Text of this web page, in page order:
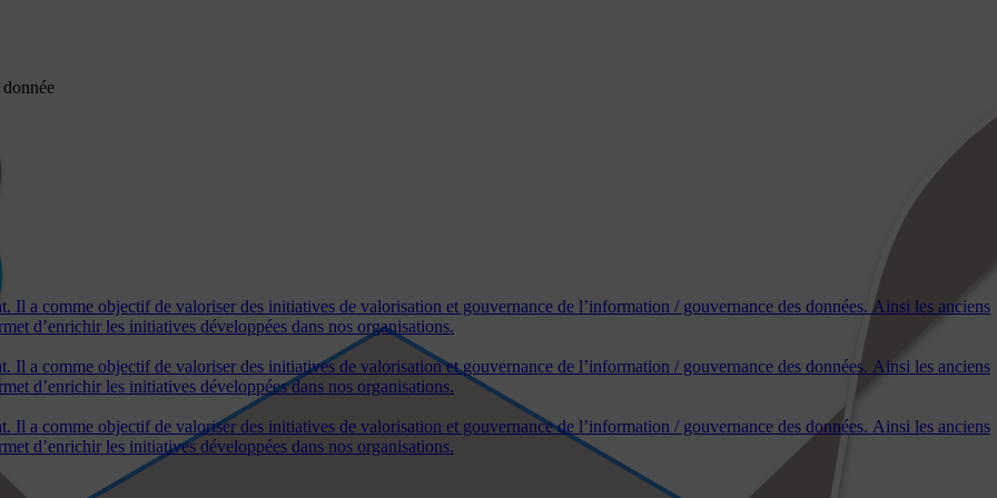
a comme objectif de valoriser des initiatives de valorisation et gouvernance de l’information / gouvernance des données. Ainsi les anciens
d’enrichir les initiatives développées dans nos organisations.
a comme objectif de valoriser des initiatives de valorisation et gouvernance de l’information / gouvernance des données. Ainsi les anciens
d’enrichir les initiatives développées dans nos organisations.
a comme objectif de valoriser des initiatives de valorisation et gouvernance de l’information / gouvernance des données. Ainsi les anciens
d’enrichir les initiatives développées dans nos organisations.